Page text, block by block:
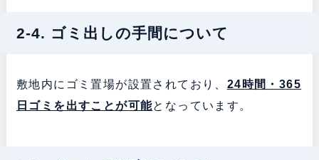
2-4. ゴミ出しの手間について
敷地内にゴミ置場が設置されており、 24時間・365
日ゴミを出すことが可能となっています。